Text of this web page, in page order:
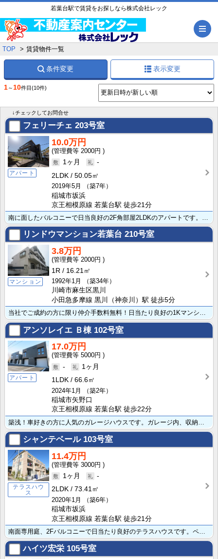
若葉台駅で賃貸をお探しなら株式会社レック
TOP 賃貸物件一覧
条件変更 表示変更
1～ 10件目(10件)
↓チェックしてお問合せ
フェリーチェ 203号室
アパート
10.0万円
2000円
1ヶ月
-
2LDK
50.05㎡
2019年5月
（築7年）
稲城市坂浜
京王相模原線 若葉台駅 徒歩21分
リンドウマンション若葉台 210号室
マンション
3.8万円
2000円
1R
16.21㎡
1992年1月
（築34年）
川崎市麻生区黒川
小田急多摩線 黒川（神奈川）駅 徒歩5分
アンソレイエ Ｂ棟 102号室
アパート
17.0万円
5000円
-
1ヶ月
1LDK
66.6㎡
2024年1月
（築2年）
稲城市矢野口
京王相模原線 若葉台駅 徒歩22分
シャンテベール 103号室
テラスハウ
ス
11.4万円
3000円
1ヶ月
-
2LDK
73.41㎡
2020年1月
（築6年）
稲城市坂浜
京王相模原線 若葉台駅 徒歩21分
ハイツ宏栄 105号室